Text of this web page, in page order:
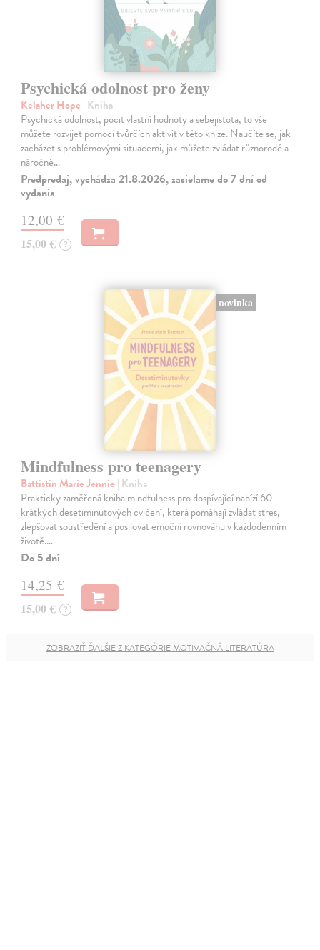
Psychická odolnost pro ženy
Kelaher Hope | Kniha
Psychická odolnost, pocit vlastní hodnoty a sebejistota, to vše
můžete rozvíjet pomocí tvůrčích aktivit v této knize. Naučíte se, jak
zacházet s problémovými situacemi, jak můžete zvládat různorodé a
náročné…
Predpredaj, vychádza 21.8.2026, zasielame do 7 dní od
vydania
12,00 €
15,00 € ?
novinka
Mindfulness pro teenagery
Battistin Marie Jennie | Kniha
Prakticky zaměřená kniha mindfulness pro dospívající nabízí 60
krátkých desetiminutových cvičení, která pomáhají zvládat stres,
zlepšovat soustředění a posilovat emoční rovnováhu v každodenním
životě.…
Do 5 dní
14,25 €
15,00 € ?
ZOBRAZIŤ ĎALŠIE Z KATEGÓRIE MOTIVAČNÁ LITERATÚRA